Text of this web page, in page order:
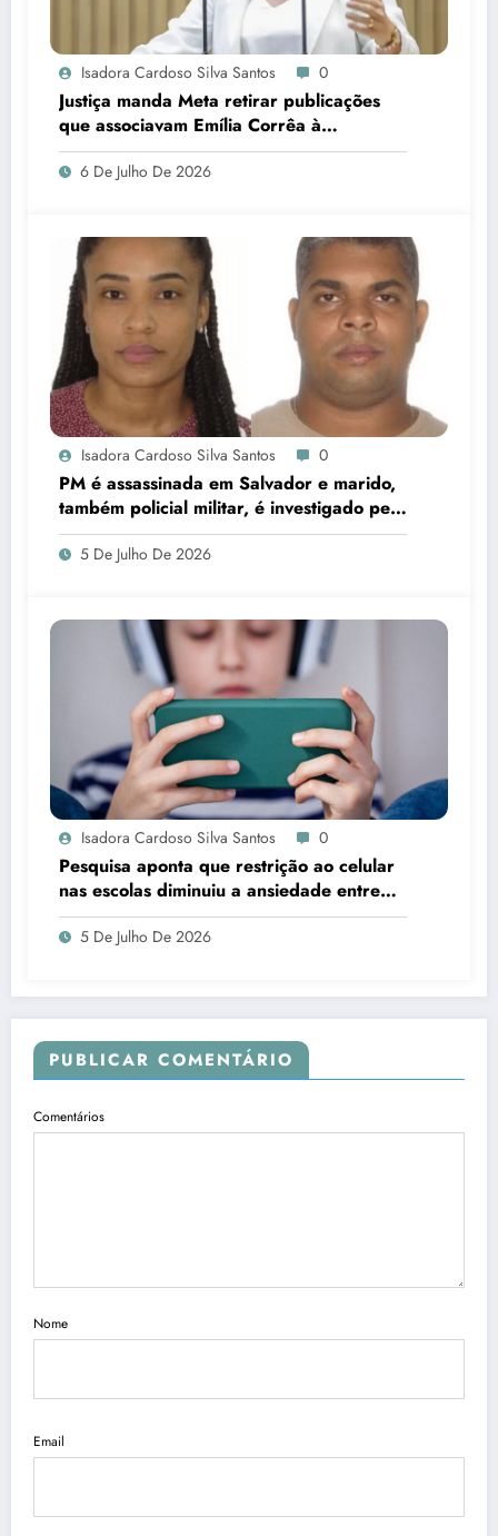
Isadora Cardoso Silva Santos 0
Justiça manda Meta retirar publicações
que associavam Emília Corrêa à
corrupção e identificar responsáveis
6 De Julho De 2026
Isadora Cardoso Silva Santos 0
PM é assassinada em Salvador e marido,
também policial militar, é investigado pelo
crime
5 De Julho De 2026
Isadora Cardoso Silva Santos 0
Pesquisa aponta que restrição ao celular
nas escolas diminuiu a ansiedade entre
estudantes
5 De Julho De 2026
PUBLICAR COMENTÁRIO
Comentários
Nome
Email